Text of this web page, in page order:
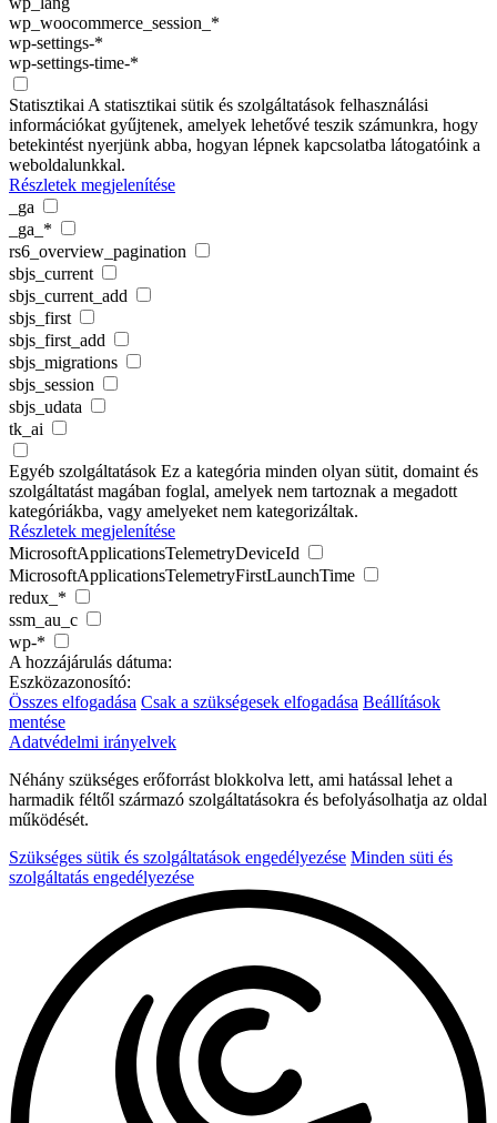
wp_woocommerce_session_*
wp-settings-*
wp-settings-time-*
Statisztikai A statisztikai sütik és szolgáltatások felhasználási
információkat gyűjtenek, amelyek lehetővé teszik számunkra, hogy
betekintést nyerjünk abba, hogyan lépnek kapcsolatba látogatóink a
weboldalunkkal.
Részletek megjelenítése
_ga
_ga_*
rs6_overview_pagination
sbjs_current
sbjs_current_add
sbjs_first
sbjs_first_add
sbjs_migrations
sbjs_session
sbjs_udata
tk_ai
Egyéb szolgáltatások Ez a kategória minden olyan sütit, domaint és
szolgáltatást magában foglal, amelyek nem tartoznak a megadott
kategóriákba, vagy amelyeket nem kategorizáltak.
Részletek megjelenítése
MicrosoftApplicationsTelemetryDeviceId
MicrosoftApplicationsTelemetryFirstLaunchTime
redux_*
ssm_au_c
wp-*
A hozzájárulás dátuma:
Eszközazonosító:
Összes elfogadása Csak a szükségesek elfogadása Beállítások
mentése
Adatvédelmi irányelvek
Néhány szükséges erőforrást blokkolva lett, ami hatással lehet a
harmadik féltől származó szolgáltatásokra és befolyásolhatja az oldal
működését.
Szükséges sütik és szolgáltatások engedélyezése Minden süti és
szolgáltatás engedélyezése